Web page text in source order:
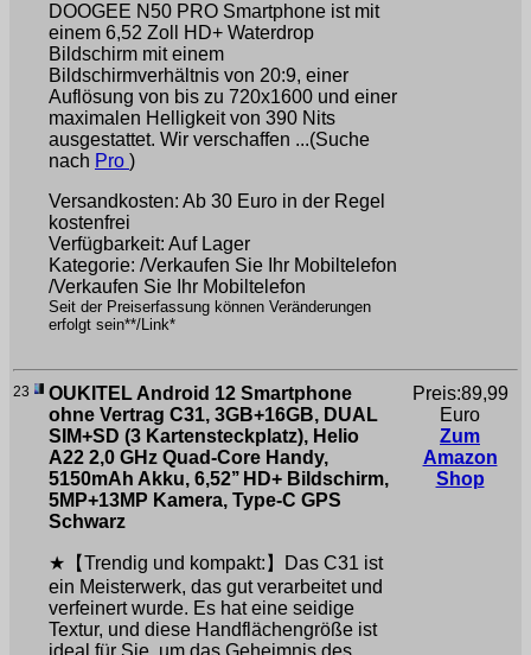
DOOGEE N50 PRO Smartphone ist mit
einem 6,52 Zoll HD+ Waterdrop
Bildschirm mit einem
Bildschirmverhältnis von 20:9, einer
Auflösung von bis zu 720x1600 und einer
maximalen Helligkeit von 390 Nits
ausgestattet. Wir verschaffen ...(Suche
nach Pro )
Versandkosten: Ab 30 Euro in der Regel
kostenfrei
Verfügbarkeit: Auf Lager
Kategorie: /Verkaufen Sie Ihr Mobiltelefon
/Verkaufen Sie Ihr Mobiltelefon
Seit der Preiserfassung können Veränderungen
erfolgt sein**/Link*
23
OUKITEL Android 12 Smartphone
ohne Vertrag C31, 3GB+16GB, DUAL
SIM+SD (3 Kartensteckplatz), Helio
A22 2,0 GHz Quad-Core Handy,
5150mAh Akku, 6,52’’ HD+ Bildschirm,
5MP+13MP Kamera, Type-C GPS
Schwarz
★【Trendig und kompakt:】Das C31 ist
ein Meisterwerk, das gut verarbeitet und
verfeinert wurde. Es hat eine seidige
Textur, und diese Handflächengröße ist
Preis:89,99
Euro
Zum
Amazon
Shop